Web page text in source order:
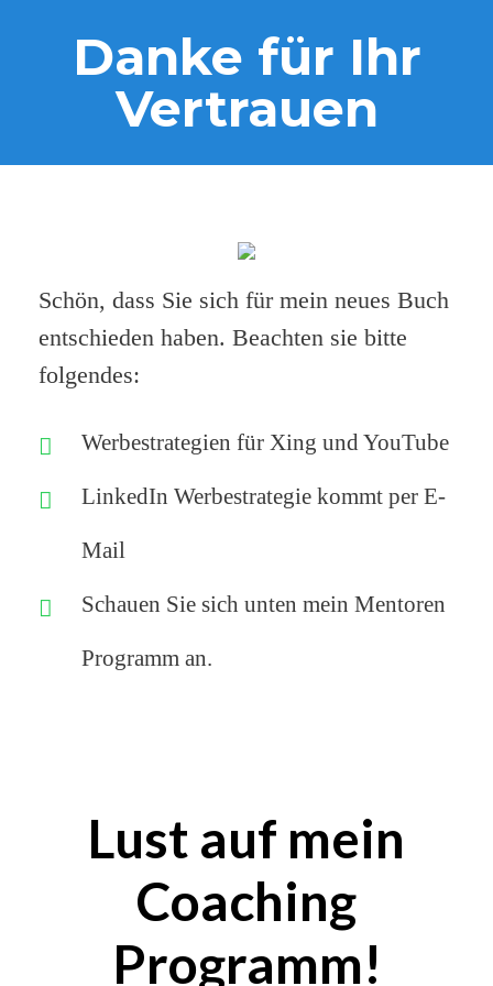
Danke für Ihr
Vertrauen
Schön, dass Sie sich für mein neues Buch
entschieden haben. Beachten sie bitte
folgendes:
Werbestrategien für Xing und YouTube
LinkedIn Werbestrategie kommt per E-
Mail
Schauen Sie sich unten mein Mentoren
Programm an.
Lust auf mein
Coaching
Programm!